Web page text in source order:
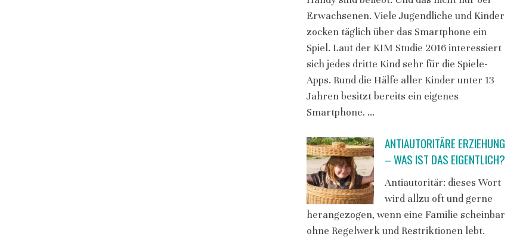
Erwachsenen. Viele Jugendliche und Kinder
zocken täglich über das Smartphone ein
Spiel. Laut der KIM Studie 2016 interessiert
sich jedes dritte Kind sehr für die Spiele-
Apps. Rund die Hälfe aller Kinder unter 13
Jahren besitzt bereits ein eigenes
Smartphone. …
ANTIAUTORITÄRE ERZIEHUNG
– WAS IST DAS EIGENTLICH?
Antiautoritär: dieses Wort
wird allzu oft und gerne
herangezogen, wenn eine Familie scheinbar
ohne Regelwerk und Restriktionen lebt.